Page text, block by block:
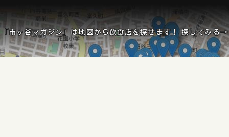
「市ヶ谷マガジン」は地図から飲食店を探せます！ 探してみる→